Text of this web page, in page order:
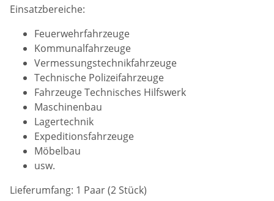
Einsatzbereiche:
Feuerwehrfahrzeuge
Kommunalfahrzeuge
Vermessungstechnikfahrzeuge
Technische Polizeifahrzeuge
Fahrzeuge Technisches Hilfswerk
Maschinenbau
Lagertechnik
Expeditionsfahrzeuge
Möbelbau
usw.
Lieferumfang: 1 Paar (2 Stück)